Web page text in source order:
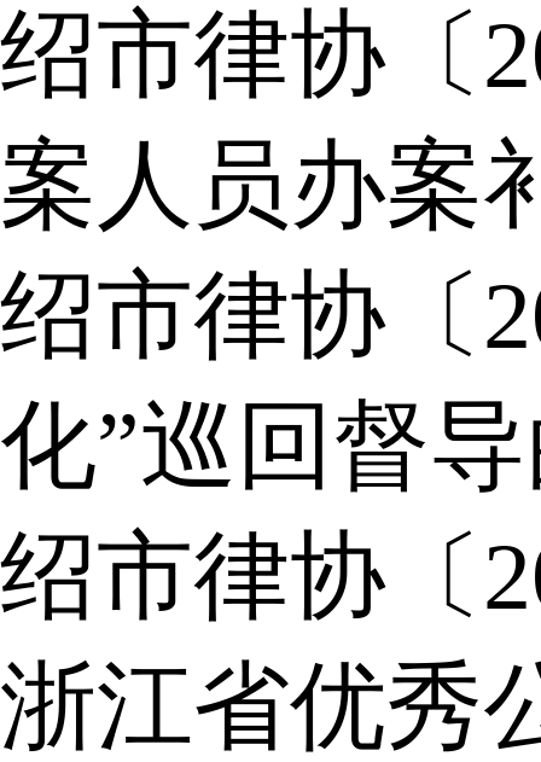
绍市律协〔
案人员办案
绍市律协〔
化”巡回督
绍市律协〔
浙江省优秀